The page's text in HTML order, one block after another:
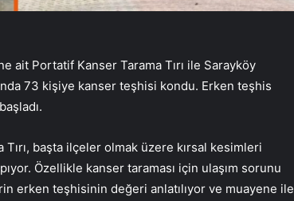
ait Portatif Kanser Tarama Tırı ile Sarayköy
73 kişiye kanser teşhisi kondu. Erken teşhis
başta ilçeler olmak üzere kırsal kesimleri
Özellikle kanser taraması için ulaşım sorunu
erken teşhisinin değeri anlatılıyor ve muayene ile